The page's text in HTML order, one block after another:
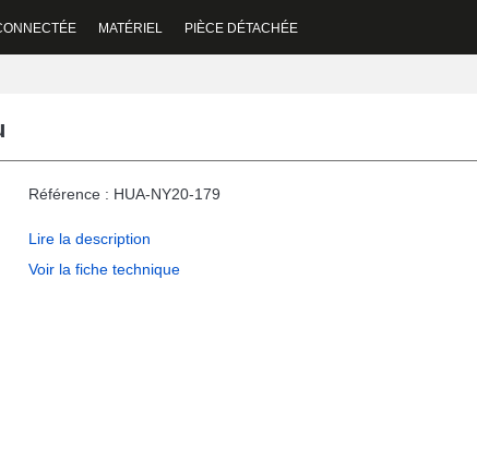
MATÉRIEL PIÈCE DÉTACHÉE
Référence : HUA-NY20-179
Lire la description
Voir la fiche technique